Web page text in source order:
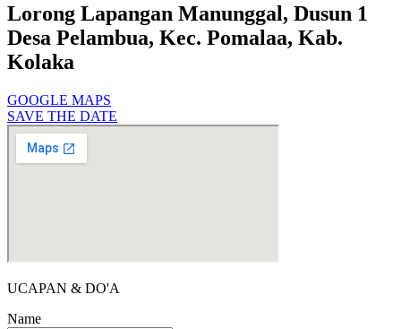
Lorong Lapangan Manunggal, Dusun 1
Desa Pelambua, Kec. Pomalaa, Kab.
Kolaka
GOOGLE MAPS
SAVE THE DATE
UCAPAN & DO'A
Name